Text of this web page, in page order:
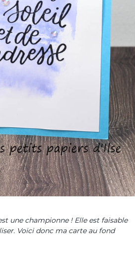
une championne ! Elle est faisable
Voici donc ma carte au fond